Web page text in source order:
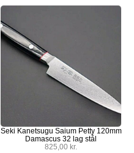
Seki Kanetsugu Saium Petty 120mm
Damascus 32 lag stål
825,00 kr.